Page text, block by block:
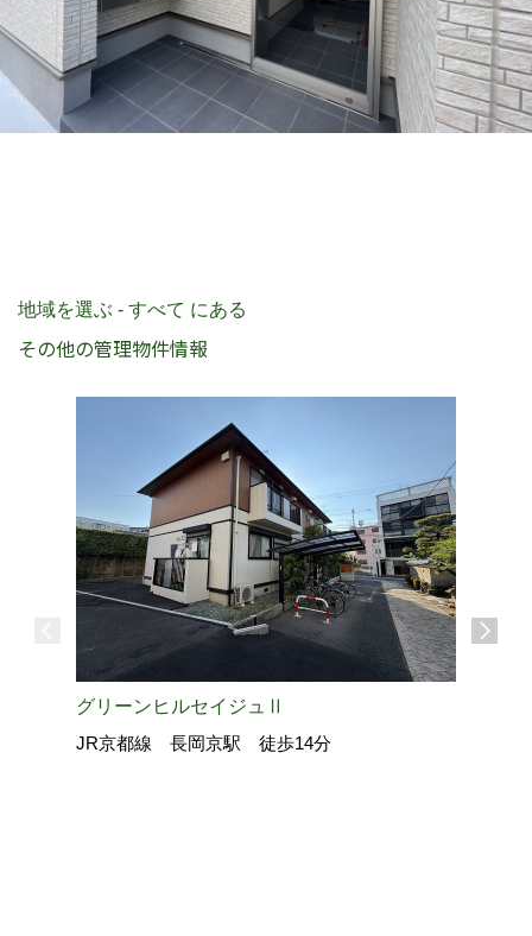
地域を選ぶ - すべて にある
その他の管理物件情報
グリーンヒルセイジュⅡ
JR京都線 長岡京駅 徒歩14分